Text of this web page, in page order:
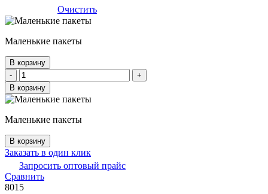
Очистить
Маленькие пакеты
В корзину
-
Количество
товара
Маленькие
пакеты
+
В корзину
Маленькие пакеты
В корзину
Заказать в один клик
Запросить оптовый прайс
Сравнить
8015